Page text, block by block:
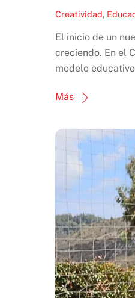
Creatividad,
El inicio de un
creciendo. En el
modelo
Más